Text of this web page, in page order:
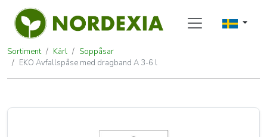
Sortiment Kärl
Soppåsar
EKO Avfallspåse med dragband A 3-6 l
EKO Avfallspåse med dragband